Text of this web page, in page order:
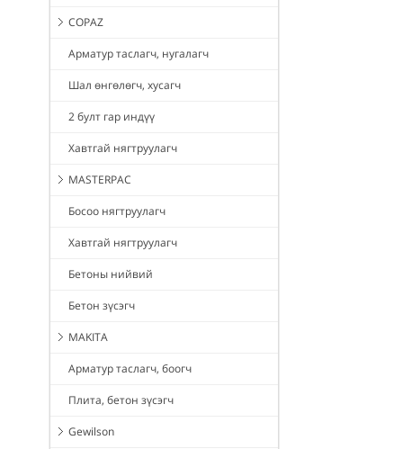
COPAZ
Арматур таслагч, нугалагч
Шал өнгөлөгч, хусагч
2 булт гар индүү
Хавтгай нягтруулагч
MASTERPAC
Босоо нягтруулагч
Хавтгай нягтруулагч
Бетоны нийвий
Бетон зүсэгч
MAKITA
Арматур таслагч, боогч
Плита, бетон зүсэгч
Gewilson